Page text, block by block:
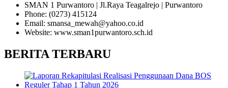
SMAN 1 Purwantoro | Jl.Raya Teagalrejo | Purwantoro
Phone: (0273) 415124
Email: smansa_mewah@yahoo.co.id
Website: www.sman1purwantoro.sch.id
BERITA TERBARU